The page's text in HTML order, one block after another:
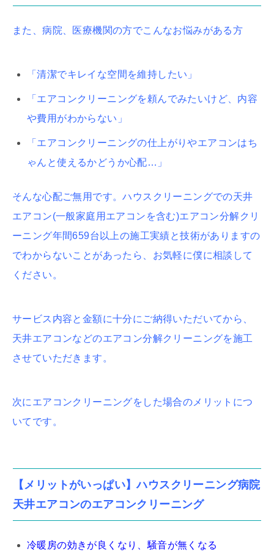
また、病院、医療機関の方でこんなお悩みがある方
「清潔でキレイな空間を維持したい」
「エアコンクリーニングを頼んでみたいけど、内容
や費用がわからない」
「エアコンクリーニングの仕上がりやエアコンはち
ゃんと使えるかどうか心配…」
そんな心配ご無用です。ハウスクリーニングでの天井
エアコン(一般家庭用エアコンを含む)エアコン分解クリ
ーニング年間659台以上の施工実績と技術がありますの
でわからないことがあったら、お気軽に僕に相談して
ください。
サービス内容と金額に十分にご納得いただいてから、
天井エアコンなどのエアコン分解クリーニングを施工
させていただきます。
次にエアコンクリーニングをした場合のメリットにつ
いてです。
【メリットがいっぱい】ハウスクリーニング病院
天井エアコンのエアコンクリーニング
冷暖房の効きが良くなり、騒音が無くなる